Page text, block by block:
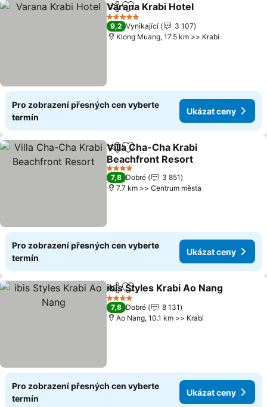
SdíletPřidat na seznam oblíbených
Varana Krabi Hotel
5 Počet hvězdiček
9,2 Vynikající
3 107
Klong Muang, 17.5 km >> Krabi
Pro zobrazení přesných cen vyberte
termín
Ukázat ceny
SdíletPřidat na seznam oblíbených
Villa Cha-Cha Krabi
Beachfront Resort
4 Počet hvězdiček
7,8 Dobré
3 851
7.7 km >> Centrum města
Pro zobrazení přesných cen vyberte
termín
Ukázat ceny
SdíletPřidat na seznam oblíbených
ibis Styles Krabi Ao Nang
4 Počet hvězdiček
7,8 Dobré
8 131
Ao Nang, 10.1 km >> Krabi
Pro zobrazení přesných cen vyberte
termín
Ukázat ceny